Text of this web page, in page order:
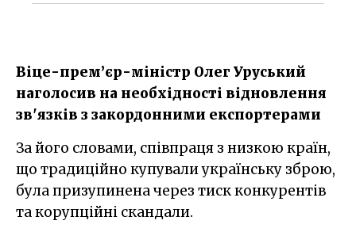
Віце-прем’єр-міністр Олег Уруський
наголосив на необхідності відновлення
зв'язків з закордонними експортерами
За його словами, співпраця з низкою країн,
що традиційно купували українську зброю,
була призупинена через тиск конкурентів
та корупційні скандали.